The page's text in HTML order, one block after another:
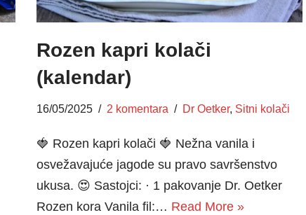
Rozen kapri kolači
(kalendar)
16/05/2025 2 komentara Dr Oetker, Sitni kolači
🍓 Rozen kapri kolači 🍓 Nežna vanila i
osvežavajuće jagode su pravo savršenstvo
ukusa. 😍 Sastojci: · 1 pakovanje Dr. Oetker
Rozen kora Vanila fil:… Read More »